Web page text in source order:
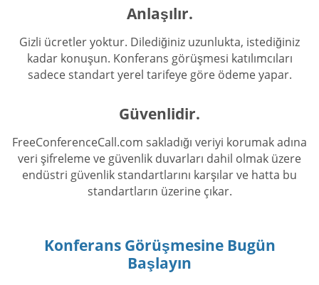
Anlaşılır.
Gizli ücretler yoktur. Dilediğiniz uzunlukta, istediğiniz
kadar konuşun. Konferans görüşmesi katılımcıları
sadece standart yerel tarifeye göre ödeme yapar.
Güvenlidir.
FreeConferenceCall.com sakladığı veriyi korumak adına
veri şifreleme ve güvenlik duvarları dahil olmak üzere
endüstri güvenlik standartlarını karşılar ve hatta bu
standartların üzerine çıkar.
Konferans Görüşmesine Bugün
Başlayın